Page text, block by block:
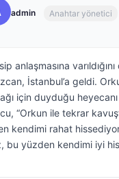
admin Anahtar yönetici
anlaşmasına
İstanbul’a geldi.
için duyduğu
“Orkun ile tekrar
kendimi rahat
bu yüzden kendimi iyi